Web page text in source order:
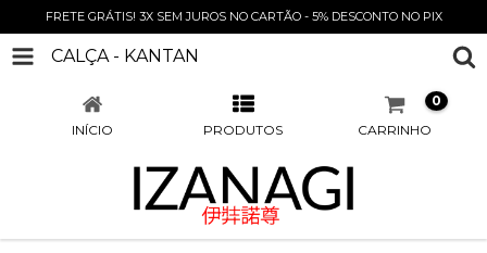
FRETE GRÁTIS! 3X SEM JUROS NO CARTÃO - 5% DESCONTO NO PIX
CALÇA - KANTAN
INÍCIO PRODUTOS CARRINHO
0